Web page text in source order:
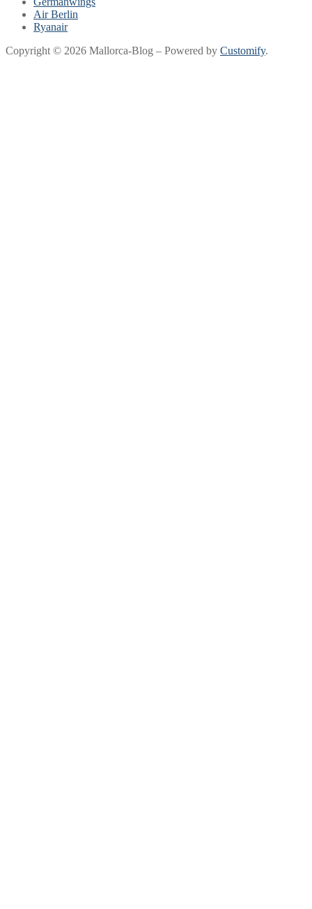
Air Berlin
Ryanair
Copyright © 2026 Mallorca-Blog – Powered by Customify.